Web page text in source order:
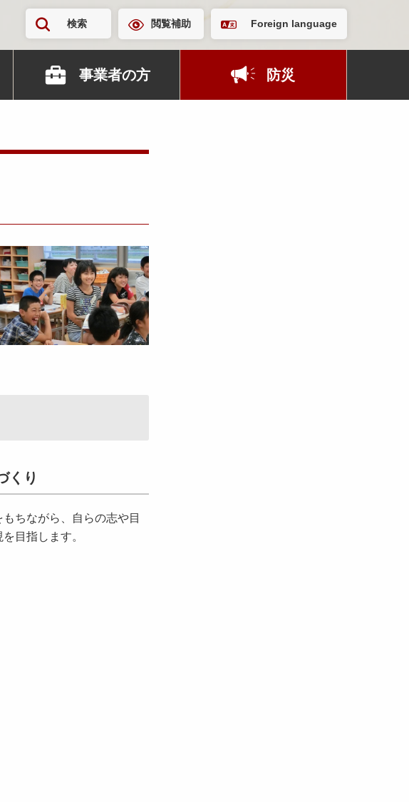
検索 閲覧補助 Foreign language
事業者の方 防災
くり
ちながら、自らの志や目
目指します。